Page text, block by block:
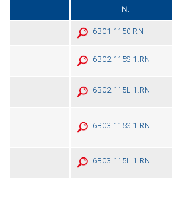
N.
6B01.1150.RN
6B02.115S.1.RN
6B02.115L.1.RN
6B03.115S.1.RN
6B03.115L.1.RN